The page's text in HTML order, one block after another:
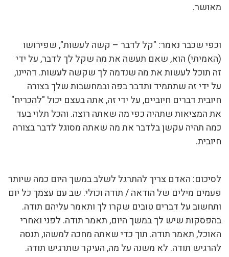
מאושר.
וכפי שכבר נאמר: "קל לדבר – קשה לעשות", שפירושו
(האמיתי) הוא, שאם תעשה את מה שקל לך לדבר, על ידי
זה תוכל לעשות את מה שנדמה לך שקשה לעשות. דהיינו,
על ידי זה שתתמיד ותדבר בפה ובמחשבות שלך בצורה
חיובית דברים חיוביים, על ידי זה, אתה בעצם יכול "להכריח"
את המציאות שתהיה כפי מה שאתה רוצה. והכל תלוי בעד
כמה תהיה עקשן בלדבר את מה שאתה מסוגל לדבר בצורה
חיובית.
לסיכום: האדם צריך להתרגל לשלב במשך היום כמה שיותר
פעמים מילים של הודאה / תודה וכולי. שב עם עצמך כל יום
ותחשוב על דברים טובים שקרו לך ותאמר עליהם תודה.
בהפסקות שיש לך במשך היום, תאמר תודה. לפני ואחרי
האוכל, תאמר תודה. תוך כדי שאתה מחכה למשהו, תנסה
להרגיש תודה. לא משנה על מה, העיקר שתרגיש תודה.